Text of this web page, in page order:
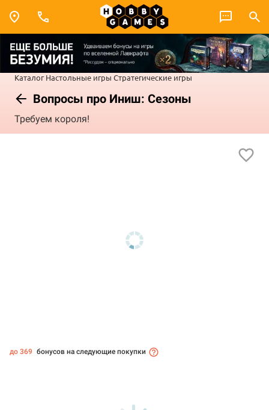
Каталог Настольные игры Стратегические игры
Вопросы про Иниш: Сезоны
Требуем короля!
до 369 бонусов на следующие покупки